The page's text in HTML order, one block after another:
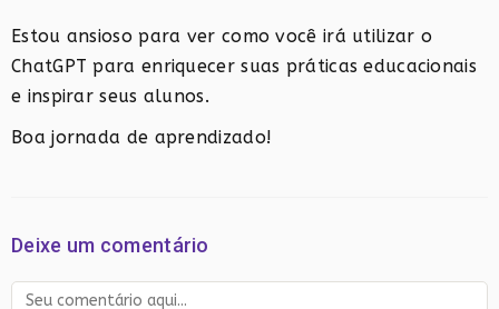
Estou ansioso para ver como você irá utilizar o
ChatGPT para enriquecer suas práticas educacionais
e inspirar seus alunos.
Boa jornada de aprendizado!
Deixe um comentário
Comentário